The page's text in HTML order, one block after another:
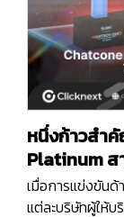
หนึ่งก้าวสำ
Platinum ส
Expo 2025
เมื่อการแข่งขันด้
แต่ละบริษัทผู้ให้